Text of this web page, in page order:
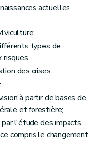
actuelles
types de
risques.
des crises.
à partir de bases de
et forestière;
l'étude des impacts
compris le changement